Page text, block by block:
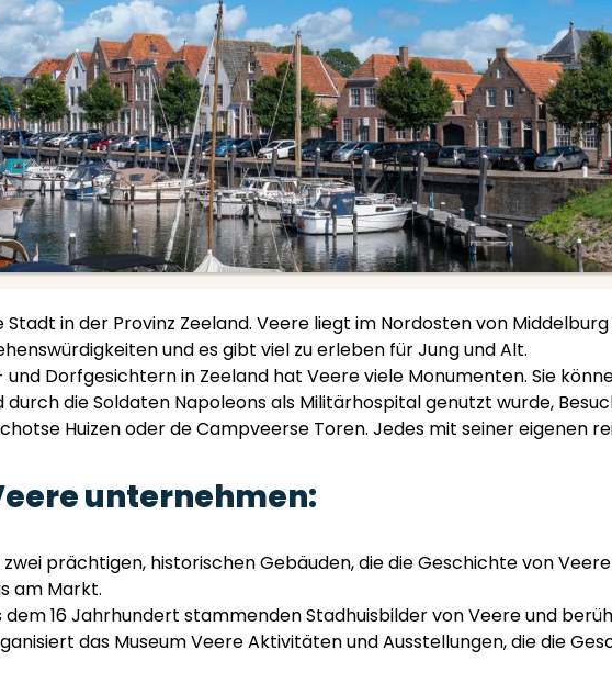
in der Provinz Zeeland. Veere liegt im Nordosten von
und es gibt viel zu erleben für Jung und Alt.
Dorfgesichtern in Zeeland hat Veere viele Monumenten. Sie
durch die Soldaten Napoleons als Militärhospital genutzt wurde,
Huizen oder de Campveerse Toren. Jedes mit seiner eigenen
unternehmen:
prächtigen, historischen Gebäuden, die die Geschichte von
am Markt.
dem 16 Jahrhundert stammenden Stadhuisbilder von Veere und
das Museum Veere Aktivitäten und Ausstellungen, die die